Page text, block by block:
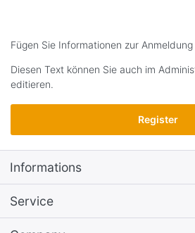
Fügen Sie Informationen zur Anmeldung
Diesen Text können Sie auch im
editieren.
Register
Informations
Service